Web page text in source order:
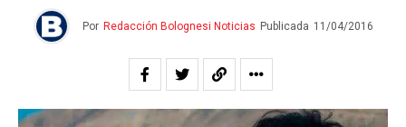
Por Redacción Bolognesi Noticias Publicada 11/04/2016